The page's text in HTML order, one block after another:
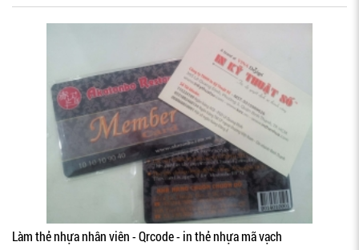
Làm thẻ nhựa nhân viên - Qrcode - in thẻ nhựa mã vạch